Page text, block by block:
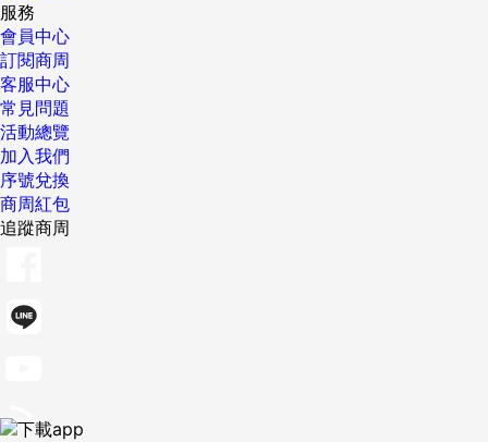
服務
會員中心
訂閱商周
客服中心
常見問題
活動總覽
加入我們
序號兌換
商周紅包
追蹤商周